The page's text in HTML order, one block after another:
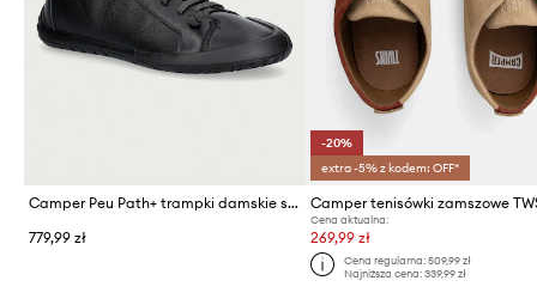
Camper Peu Path+ trampki damskie skórzane
779,99 zł
-20%
extra -5% z kodem: OFF*
Camper tenisówki zamszowe
Cena aktualna:
269,99 zł
Cena regularna: 509,99 zł
Najniższa cena: 339,99 zł